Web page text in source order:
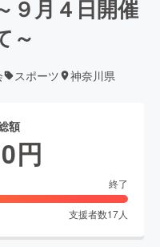
９月４日開催
～
スポーツ 神奈川県
額
円
終了
支援者数17人